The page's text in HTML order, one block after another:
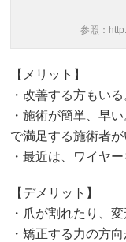
参照：
【メリット】
・改善する方もいる
・施術が簡単、早
で満足する施術者が
・最近は、ワイヤ
【デメリット】
・爪が割れたり、
・矯正する力の方